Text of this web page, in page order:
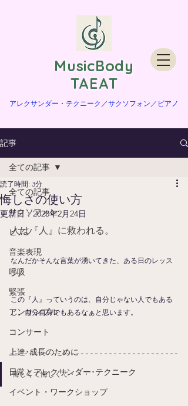
​アレクサンダー・テクニーク／サクソフォン／ピアノ
​MusicBody
TAEAT
記事
全ての記事
サクソフォン
ピアノ
音楽表現
呼吸
緊張
アンサンブル
コンサート
上達･成長のために
日常とアレクサンダー･テクニーク
イベント・ワークショップ
全ての記事
悔しさの使い方
読了時間: 3分
更新日：2023年2月24日
人は『人』に救われる。
なんだかそんな言葉が湧いてきた、ある日のレッス
ン。
この『人』っていうのは、自分じゃない人でもある
し、自分自身でもあるなぁと思います。
悔しくて悔しくて・・・